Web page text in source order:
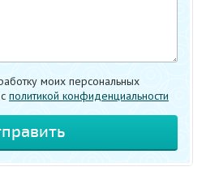
моих персональных
политикой конфиденциальности